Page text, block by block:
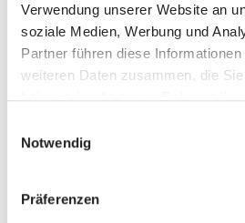
Verwendung unserer Website an
soziale Medien, Werbung und
Partner führen diese
weiteren Daten zusammen, die
haben oder die sie im Rahmen
Notwendig
Präferenzen
Tag